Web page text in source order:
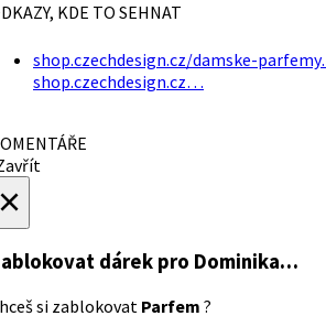
KDE TO SEHNAT
shop.czechdesign.cz/damske-
shop.czechdesign.cz…
dárek pro Dominika…
si zablokovat Parfem ?